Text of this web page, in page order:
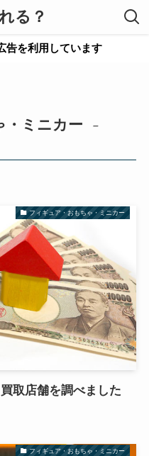
る？
告を利用しています
・ミニカー
–
フィギュア・おもちゃ・ミニカー
取店舗を調べました
フィギュア・おもちゃ・ミニカー